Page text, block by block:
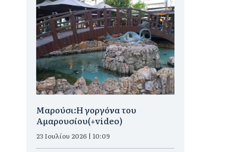
Μαρούσι:H γοργόνα του
Αμαρουσίου(+video)
23 Ιουλίου 2026 | 10:09